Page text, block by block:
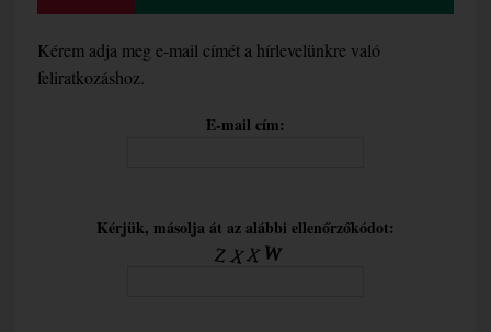
Kérem adja meg e-mail címét a hírlevelünkre való
feliratkozáshoz.
E-mail cím:
Kérjük, másolja át az alábbi ellenőrzőkódot: